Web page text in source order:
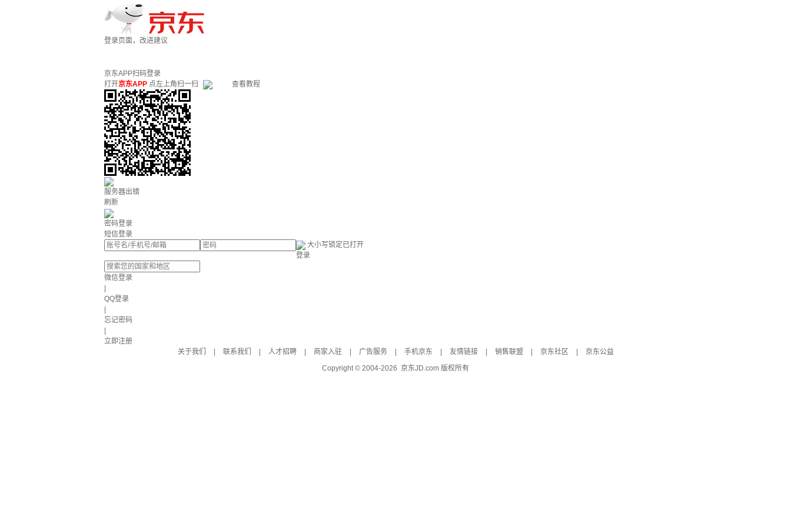
登录页面，改进建议
京东APP扫码登录
打开京东APP 点左上角扫一扫 查看教程
服务器出错
刷新
密码登录
短信登录
大小写锁定已打开
登录
微信登录
QQ登录
忘记密码
立即注册
关于我们
联系我们 人才招聘 商家入驻 广告服务 手机京东 友情链接 销售联盟 京东社区
京东公益
Copyright © 2004-2026 京东JD.com 版权所有